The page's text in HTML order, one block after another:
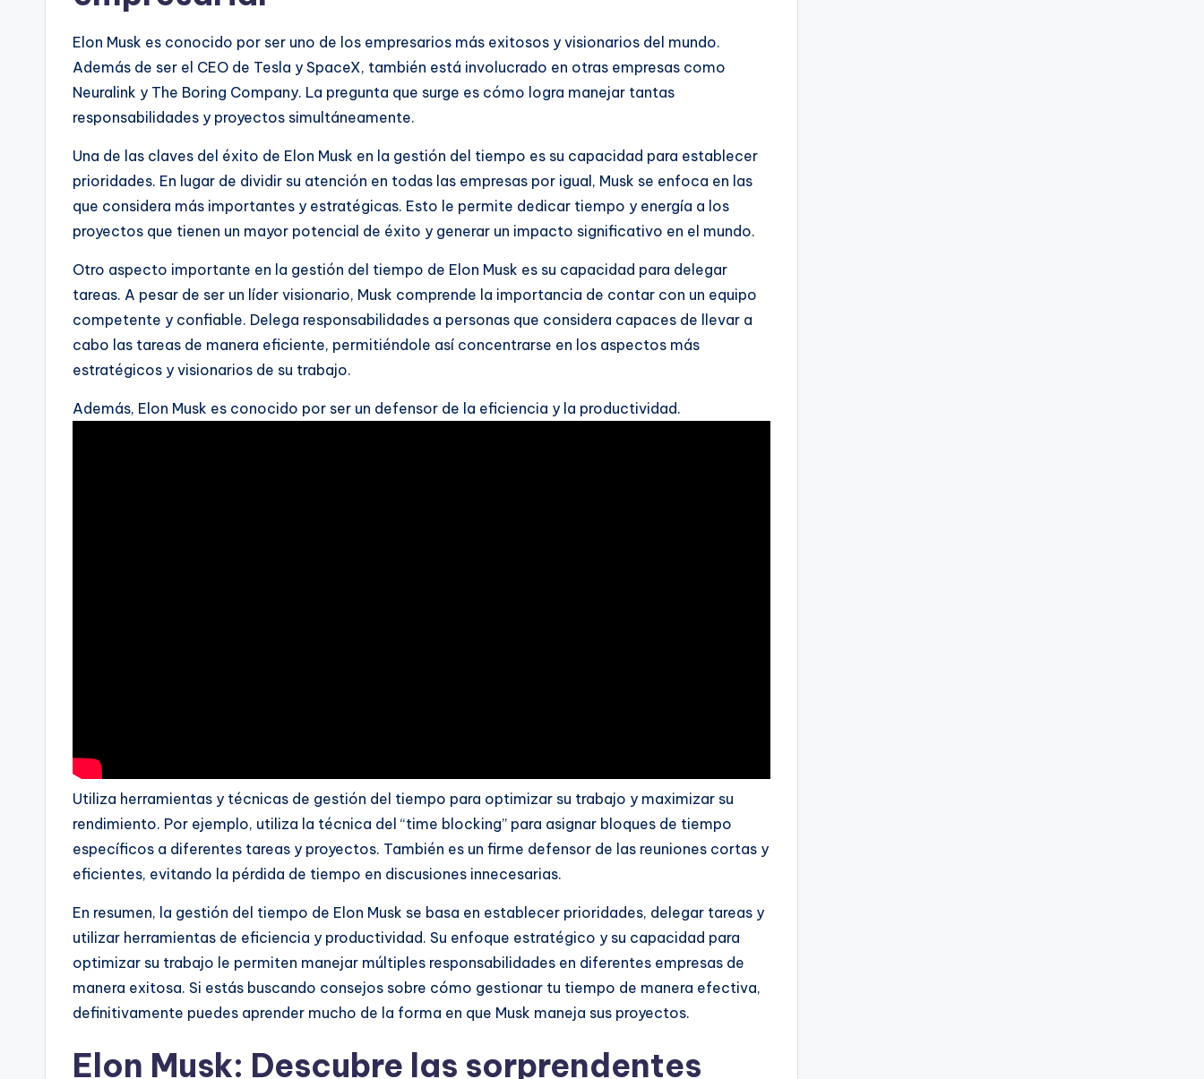
Elon Musk es conocido por ser uno de los empresarios más exitosos y visionarios del mundo.
Además de ser el CEO de Tesla y SpaceX, también está involucrado en otras empresas como
Neuralink y The Boring Company. La pregunta que surge es cómo logra manejar tantas
responsabilidades y proyectos simultáneamente.
Una de las claves del éxito de Elon Musk en la gestión del tiempo es su capacidad para establecer
prioridades. En lugar de dividir su atención en todas las empresas por igual, Musk se enfoca en las
que considera más importantes y estratégicas. Esto le permite dedicar tiempo y energía a los
proyectos que tienen un mayor potencial de éxito y generar un impacto significativo en el mundo.
Otro aspecto importante en la gestión del tiempo de Elon Musk es su capacidad para delegar
tareas. A pesar de ser un líder visionario, Musk comprende la importancia de contar con un equipo
competente y confiable. Delega responsabilidades a personas que considera capaces de llevar a
cabo las tareas de manera eficiente, permitiéndole así concentrarse en los aspectos más
estratégicos y visionarios de su trabajo.
Además, Elon Musk es conocido por ser un defensor de la eficiencia y la productividad.
Utiliza herramientas y técnicas de gestión del tiempo para optimizar su trabajo y maximizar su
rendimiento. Por ejemplo, utiliza la técnica del “time blocking” para asignar bloques de tiempo
específicos a diferentes tareas y proyectos. También es un firme defensor de las reuniones cortas y
eficientes, evitando la pérdida de tiempo en discusiones innecesarias.
En resumen, la gestión del tiempo de Elon Musk se basa en establecer prioridades, delegar tareas y
utilizar herramientas de eficiencia y productividad. Su enfoque estratégico y su capacidad para
optimizar su trabajo le permiten manejar múltiples responsabilidades en diferentes empresas de
manera exitosa. Si estás buscando consejos sobre cómo gestionar tu tiempo de manera efectiva,
definitivamente puedes aprender mucho de la forma en que Musk maneja sus proyectos.
Elon Musk: Descubre las sorprendentes